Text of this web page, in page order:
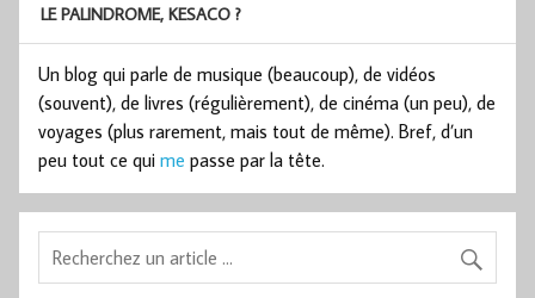
LE PALINDROME, KESACO ?
Un blog qui parle de musique (beaucoup), de vidéos
(souvent), de livres (régulièrement), de cinéma (un peu), de
voyages (plus rarement, mais tout de même). Bref, d’un
peu tout ce qui me passe par la tête.